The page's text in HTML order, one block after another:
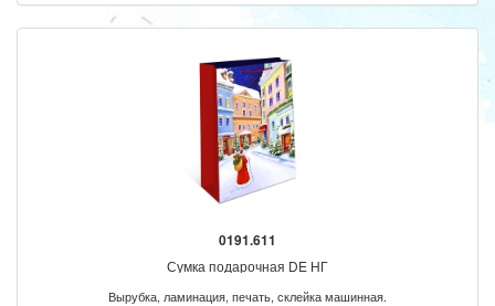
0191.611
Сумка подарочная DE НГ
Вырубка, ламинация, печать, склейка машинная.